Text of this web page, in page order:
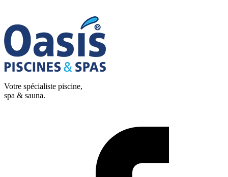
Votre spécialiste piscine,
spa & sauna.